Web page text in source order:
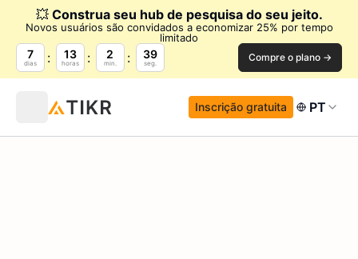
💥 Construa seu hub de pesquisa do seu jeito.
Novos usuários são convidados a economizar 25% por tempo
limitado
7
dias
13
horas
2
min.
38
seg. Compre o plano →
Inscrição gratuita PT